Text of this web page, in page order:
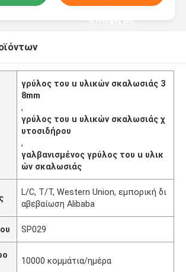
επαφή με
γρύλος του u υλικών σκαλωσιάς 3
8mm
,
γρύλος του u υλικών σκαλωσιάς χ
υτοσιδήρου
,
γαλβανισμένος γρύλος του u υλικ
ών σκαλωσιάς
L/C, T/T, Western Union, εμπορική δι
αβεβαίωση Alibaba
SP029
10000 κομμάτια/ημέρα